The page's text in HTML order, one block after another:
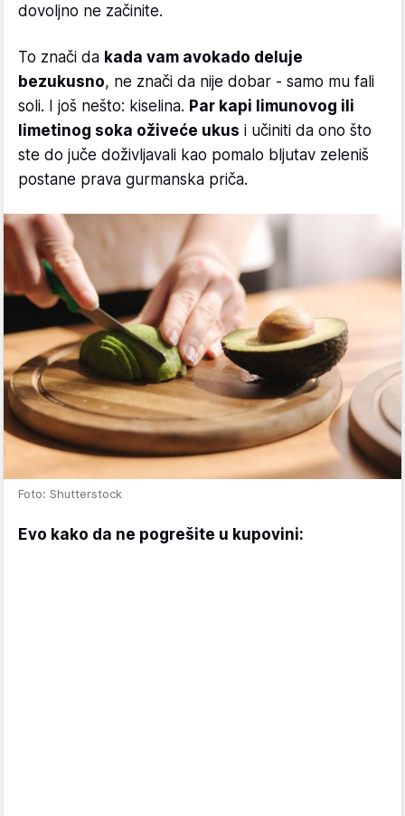
dovoljno ne začinite.
To znači da kada vam avokado deluje
bezukusno, ne znači da nije dobar - samo mu fali
soli. I još nešto: kiselina. Par kapi limunovog ili
limetinog soka oživeće ukus i učiniti da ono što
ste do juče doživljavali kao pomalo bljutav zeleniš
postane prava gurmanska priča.
Foto: Shutterstock
Evo kako da ne pogrešite u kupovini: